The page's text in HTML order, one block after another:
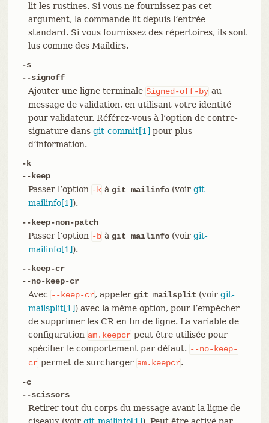
lit les rustines. Si vous ne fournissez pas cet
argument, la commande lit depuis l’entrée
standard. Si vous fournissez des répertoires, ils sont
lus comme des Maildirs.
-s
--signoff
Ajouter une ligne terminale Signed-off-by au
message de validation, en utilisant votre identité
pour validateur. Référez-vous à l’option de contre-
signature dans git-commit[1] pour plus
d’information.
-k
--keep
Passer l’option -k à git mailinfo(voir git-
mailinfo[1]).
--keep-non-patch
Passer l’option -b à git mailinfo(voir git-
mailinfo[1]).
--keep-cr
--no-keep-cr
Avec --keep-cr, appeler git mailsplit (voir git-
mailsplit[1]) avec la même option, pour l’empêcher
de supprimer les CR en fin de ligne. La variable de
configuration am.keepcr peut être utilisée pour
spécifier le comportement par défaut. --no-keep-
cr permet de surcharger am.keepcr.
-c
--scissors
Retirer tout du corps du message avant la ligne de
ciseaux (voir git-mailinfo[1]). Peut être activé par